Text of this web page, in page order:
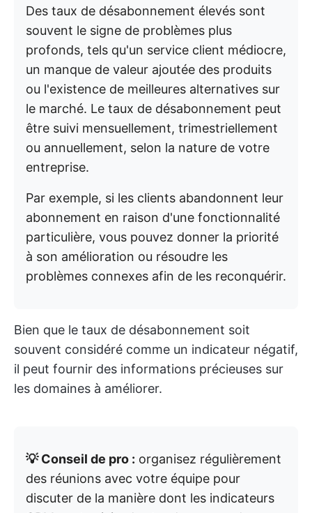
Des taux de désabonnement élevés sont
souvent le signe de problèmes plus
profonds, tels qu'un service client médiocre,
un manque de valeur ajoutée des produits
ou l'existence de meilleures alternatives sur
le marché. Le taux de désabonnement peut
être suivi mensuellement, trimestriellement
ou annuellement, selon la nature de votre
entreprise.
Par exemple, si les clients abandonnent leur
abonnement en raison d'une fonctionnalité
particulière, vous pouvez donner la priorité
à son amélioration ou résoudre les
problèmes connexes afin de les reconquérir.
Bien que le taux de désabonnement soit
souvent considéré comme un indicateur négatif,
il peut fournir des informations précieuses sur
les domaines à améliorer.
💡 Conseil de pro : organisez régulièrement
des réunions avec votre équipe pour
discuter de la manière dont les indicateurs